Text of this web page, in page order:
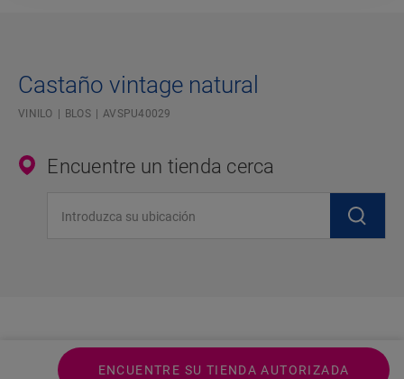
Castaño vintage natural
VINILO BLOS AVSPU40029
Encuentre un tienda cerca
ENCUENTRE SU TIENDA AUTORIZADA